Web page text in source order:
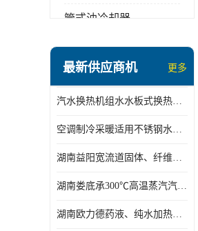
管式油冷却器
盘管换热
变频供水机组
汽水混合加热器
水处理设备
最新供应商机 更多
汽水换热机组水水板式换热机组板式热交换机组厂家专业定制
空调制冷采暖适用不锈钢水水汽水板式换热器
湖南益阳宽流道固体、纤维、浆状物质加热冷却冷凝蒸发板式换热器
湖南娄底承300℃高温蒸汽汽水二级换热器
湖南欧力德药液、纯水加热、冷却、蒸发及杀菌用卫生级板式换热器